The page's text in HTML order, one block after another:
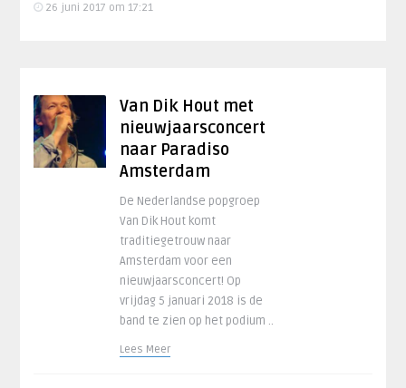
26 juni 2017 om 17:21
Van Dik Hout met
nieuwjaarsconcert
naar Paradiso
Amsterdam
De Nederlandse popgroep
Van Dik Hout komt
traditiegetrouw naar
Amsterdam voor een
nieuwjaarsconcert! Op
vrijdag 5 januari 2018 is de
band te zien op het podium ..
Lees Meer